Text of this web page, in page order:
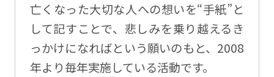
亡くなった大切な人への想いを“手紙”と
して記すことで、悲しみを乗り越えるき
っかけになればという願いのもと、2008
年より毎年実施している活動です。